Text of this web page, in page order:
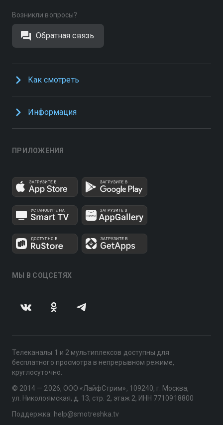
Возникли вопросы?
Обратная связь
Как смотреть
Информация
ПРИЛОЖЕНИЯ
МЫ В СОЦСЕТЯХ
Телеканалы 1 и 2 мультиплексов доступны для
бесплатного просмотра в непрерывном режиме,
круглосуточно.
© 2014 — 2026, ООО «ЛайфСтрим», 109240, г. Москва,
ул. Николоямская, д. 13, стр. 2, этаж 2, ИНН 7710918800
Поддержка: help@smotreshka.tv